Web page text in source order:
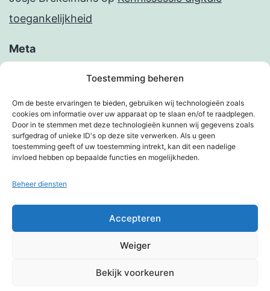
Toestemming beheren
Om de beste ervaringen te bieden, gebruiken wij technologieën zoals
cookies om informatie over uw apparaat op te slaan en/of te raadplegen.
Door in te stemmen met deze technologieën kunnen wij gegevens zoals
surfgedrag of unieke ID's op deze site verwerken. Als u geen
toestemming geeft of uw toestemming intrekt, kan dit een nadelige
invloed hebben op bepaalde functies en mogelijkheden.
Beheer diensten
Accepteren
Weiger
Bekijk voorkeuren
toegankelijkheid
Meta
Berichten feed
Reacties feed
WordPress.org
KIMBERVIETJES
Met trots aangedreven doorWordPress